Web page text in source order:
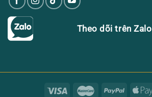
Theo dõi trên Zalo